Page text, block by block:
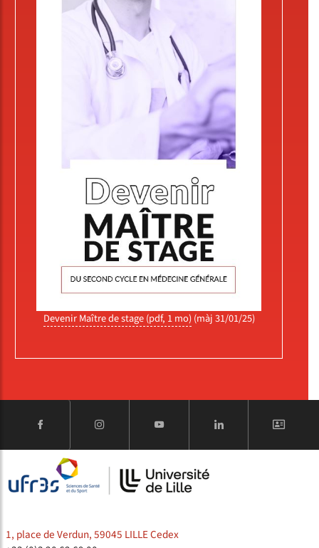
Devenir Maître de stage (pdf, 1 mo)(màj 31/01/25)
1, place de Verdun, 59045 LILLE Cedex